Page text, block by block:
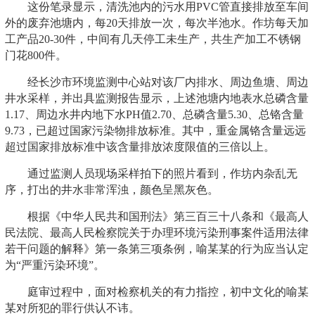
这份笔录显示，清洗池内的污水用PVC管直接排放至车间
外的废弃池塘内，每20天排放一次，每次半池水。作坊每天加
工产品20-30件，中间有几天停工未生产，共生产加工不锈钢
门花800件。
经长沙市环境监测中心站对该厂内排水、周边鱼塘、周边
井水采样，并出具监测报告显示，上述池塘内地表水总磷含量
1.17、周边水井内地下水PH值2.70、总磷含量5.30、总铬含量
9.73，已超过国家污染物排放标准。其中，重金属铬含量远远
超过国家排放标准中该含量排放浓度限值的三倍以上。
通过监测人员现场采样拍下的照片看到，作坊内杂乱无
序，打出的井水非常浑浊，颜色呈黑灰色。
根据《中华人民共和国刑法》第三百三十八条和《最高人
民法院、最高人民检察院关于办理环境污染刑事案件适用法律
若干问题的解释》第一条第三项条例，喻某某的行为应当认定
为“严重污染环境”。
庭审过程中，面对检察机关的有力指控，初中文化的喻某
某对所犯的罪行供认不讳。